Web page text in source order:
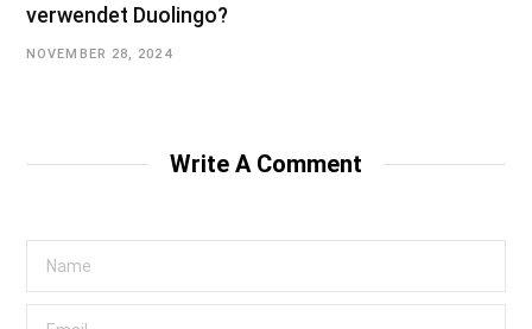
verwendet Duolingo?
NOVEMBER 28, 2024
Write A Comment